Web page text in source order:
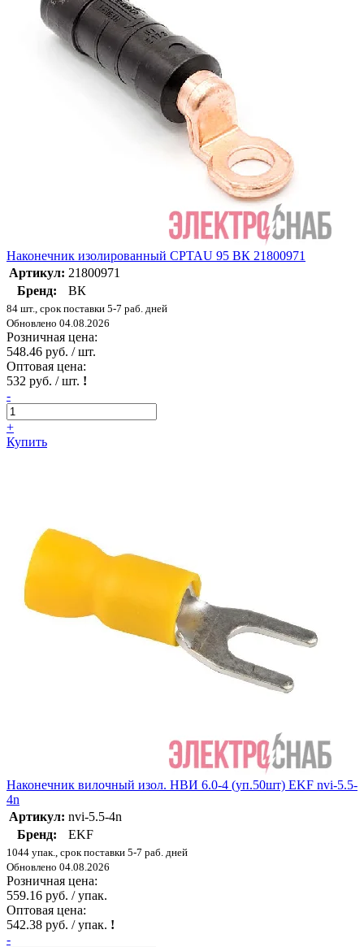
Наконечник изолированный CPTAU 95 ВК 21800971
Артикул: 21800971
Бренд:
ВК
84 шт., срок поставки 5-7 раб. дней
Обновлено 04.08.2026
Розничная цена:
548.46 руб. / шт.
Оптовая цена:
532 руб. / шт. !
-
+
Купить
Наконечник вилочный изол. НВИ 6.0-4 (уп.50шт) EKF nvi-5.5-
4n
Артикул: nvi-5.5-4n
Бренд:
EKF
1044 упак., срок поставки 5-7 раб. дней
Обновлено 04.08.2026
Розничная цена:
559.16 руб. / упак.
Оптовая цена:
542.38 руб. / упак. !
-